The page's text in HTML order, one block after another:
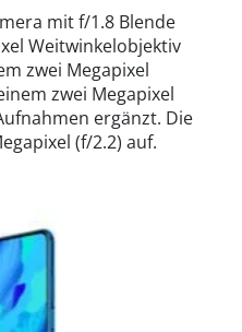
mit f/1.8 Blende
Weitwinkelobjektiv
zwei Megapixel
zwei Megapixel
ergänzt. Die
(f/2.2) auf.